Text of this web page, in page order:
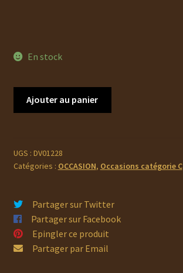
En stock
A302
CAL
Ajouter au panier
UGS : DV01228
Catégories : OCCASION, Occasions catégorie C
Partager sur Twitter
Partager sur Facebook
Epingler ce produit
Partager par Email